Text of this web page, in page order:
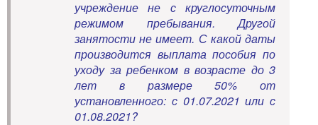
учреждение не с круглосуточным
режимом пребывания. Другой
занятости не имеет. С какой даты
производится выплата пособия по
уходу за ребенком в возрасте до 3
лет в размере 50% от
установленного: с 01.07.2021 или с
01.08.2021?